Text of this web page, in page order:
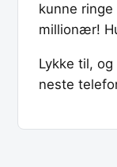
kunne
millionær!
Lykke til,
neste